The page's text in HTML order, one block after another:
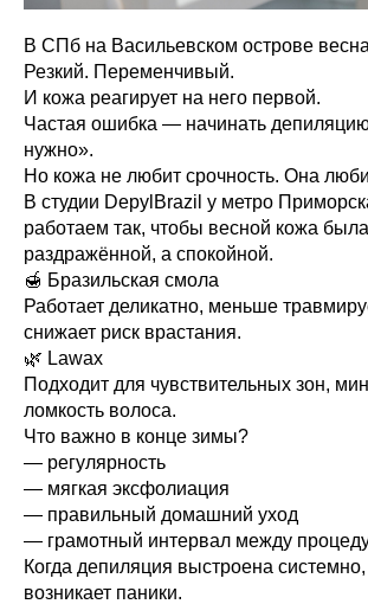
В СПб на Васильевском острове
Резкий. Переменчивый.
И кожа реагирует на него первой.
Частая ошибка — начинать
нужно».
Но кожа не любит срочность. Она
В студии DepylBrazil у метро
работаем так, чтобы весной кожа
раздражённой, а спокойной.
🍯 Бразильская смола
Работает деликатно, меньше
снижает риск врастания.
🌿 Lawax
Подходит для чувствительных зон,
ломкость волоса.
Что важно в конце зимы?
— регулярность
— мягкая эксфолиация
— правильный домашний уход
— грамотный интервал между
Когда депиляция выстроена
возникает паники.